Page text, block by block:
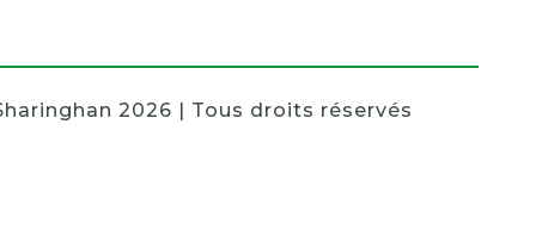
2026 | Tous droits réservés